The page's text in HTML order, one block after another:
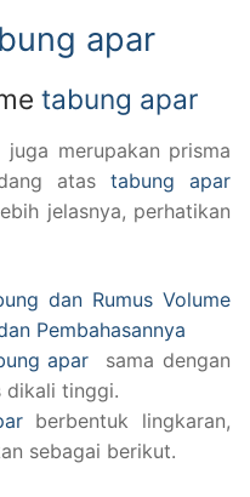
apar
tabung apar
juga merupakan prisma
atas tabung apar
jelasnya, perhatikan
apar sama dengan
dikali tinggi.
berbentuk lingkaran,
sebagai berikut.